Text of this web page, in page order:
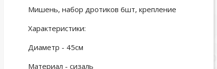
Мишень, набор дротиков 6шт, крепление
Характеристики:
Диаметр - 45см
Материал - сизаль